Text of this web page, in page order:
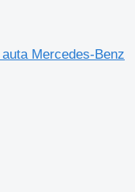
Mercedes-Benz